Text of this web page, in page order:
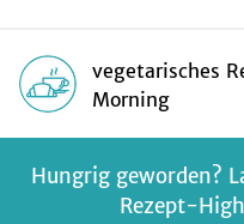
vegetarisches
Morning
Hungrig geworden?
Rezept-